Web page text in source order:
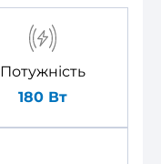
Потужність
180 Вт